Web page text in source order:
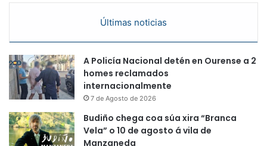
Últimas noticias
A Policía Nacional detén en Ourense a 2
homes reclamados
internacionalmente
7 de Agosto de 2026
Budiño chega coa súa xira “Branca
Vela” o 10 de agosto á vila de
Manzaneda